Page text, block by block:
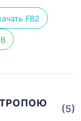
FB2
(5)